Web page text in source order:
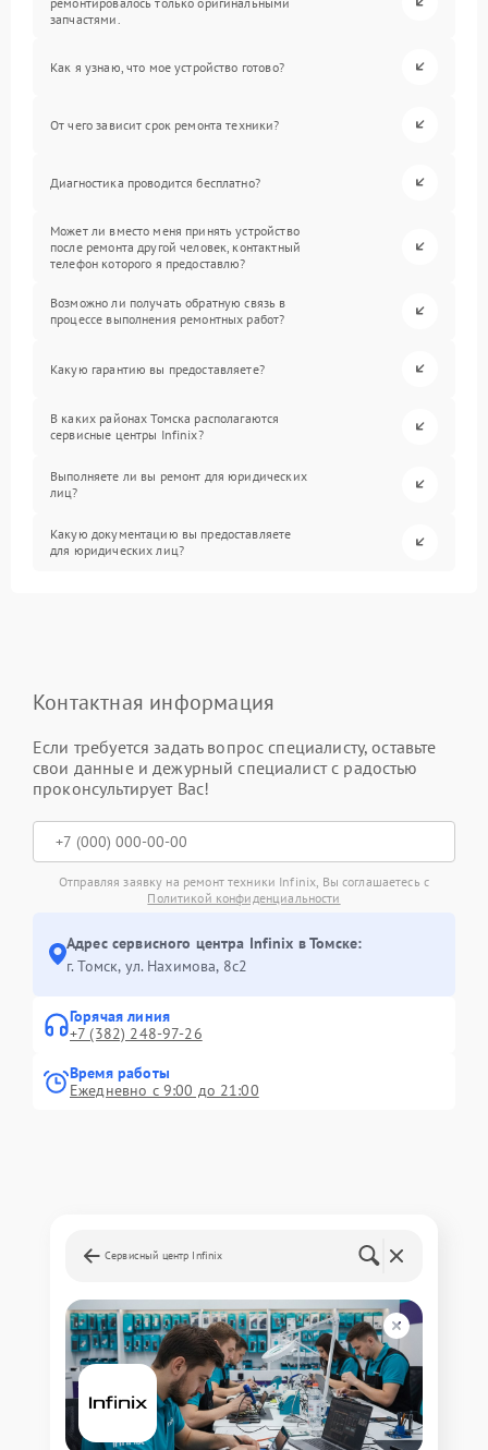
запчастями.
Как я узнаю, что мое устройство готово?
От чего зависит срок ремонта техники?
Диагностика проводится бесплатно?
Может ли вместо меня принять устройство
после ремонта другой человек, контактный
телефон которого я предоставлю?
Возможно ли получать обратную связь в
процессе выполнения ремонтных работ?
Какую гарантию вы предоставляете?
В каких районах Томска располагаются
сервисные центры Infinix?
Выполняете ли вы ремонт для юридических
лиц?
Какую документацию вы предоставляете
для юридических лиц?
Контактная информация
Если требуется задать вопрос специалисту, оставьте
свои данные и дежурный специалист с радостью
проконсультирует Вас!
Отправляя заявку на ремонт техники Infinix, Вы соглашаетесь с
Политикой конфиденциальности
Адрес сервисного центра Infinix в Томске:
г. Томск, ул. Нахимова, 8с2
Горячая линия
+7 (382) 248-97-26
Время работы
Ежедневно с 9:00 до 21:00
Сервисный центр Infinix